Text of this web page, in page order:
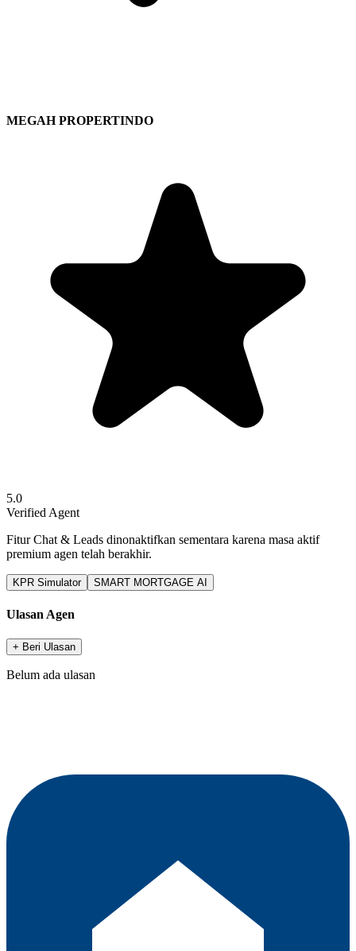
MEGAH PROPERTINDO
5.0
Verified Agent
Fitur Chat & Leads dinonaktifkan sementara karena masa aktif
premium agen telah berakhir.
KPR Simulator SMART MORTGAGE AI
Ulasan Agen
+ Beri Ulasan
Belum ada ulasan